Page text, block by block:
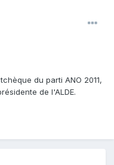
du parti ANO 2011,
de l'ALDE.